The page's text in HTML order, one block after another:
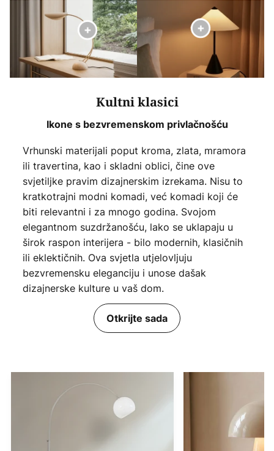
Kultni klasici
Ikone s bezvremenskom privlačnošću
Vrhunski materijali poput kroma, zlata, mramora
ili travertina, kao i skladni oblici, čine ove
svjetiljke pravim dizajnerskim izrekama. Nisu to
kratkotrajni modni komadi, već komadi koji će
biti relevantni i za mnogo godina. Svojom
elegantnom suzdržanošću, lako se uklapaju u
širok raspon interijera - bilo modernih, klasičnih
ili eklektičnih. Ova svjetla utjelovljuju
bezvremensku eleganciju i unose dašak
dizajnerske kulture u vaš dom.
Otkrijte sada